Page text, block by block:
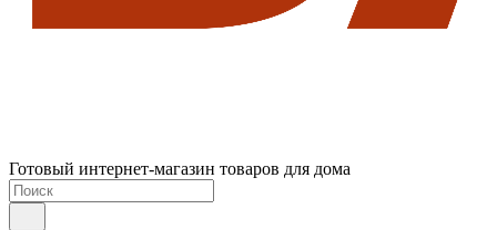
Готовый интернет-магазин товаров для дома